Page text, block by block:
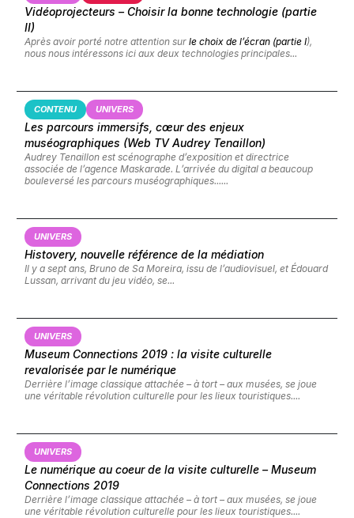
Vidéoprojecteurs – Choisir la bonne technologie (partie
II)
Après avoir porté notre attention sur le choix de l’écran (partie I),
nous nous intéressons ici aux deux technologies principales...
CONTENU UNIVERS
Les parcours immersifs, cœur des enjeux
muséographiques (Web TV Audrey Tenaillon)
Audrey Tenaillon est scénographe d’exposition et directrice
associée de l’agence Maskarade. L’arrivée du digital a beaucoup
bouleversé les parcours muséographiques......
UNIVERS
Histovery, nouvelle référence de la médiation
Il y a sept ans, Bruno de Sa Moreira, issu de l’audiovisuel, et Édouard
Lussan, arrivant du jeu vidéo, se...
UNIVERS
Museum Connections 2019 : la visite culturelle
revalorisée par le numérique
Derrière l’image classique attachée – à tort – aux musées, se joue
une véritable révolution culturelle pour les lieux touristiques....
UNIVERS
Le numérique au coeur de la visite culturelle – Museum
Connections 2019
Derrière l’image classique attachée – à tort – aux musées, se joue
une véritable révolution culturelle pour les lieux touristiques....